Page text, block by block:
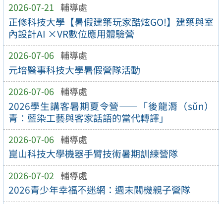
2026-07-21 輔導處
正修科技大學【暑假建築玩家酷炫GO!】建築與室
內設計AI ×VR數位應用體驗營
2026-07-06 輔導處
元培醫事科技大學暑假營隊活動
2026-07-06 輔導處
2026學生講客暑期夏令營——「後龍漘（sǔn）
青：藍染工藝與客家話語的當代轉譯」
2026-07-06 輔導處
崑山科技大學機器手臂技術暑期訓練營隊
2026-07-02 輔導處
2026青少年幸福不迷網：週末關機親子營隊